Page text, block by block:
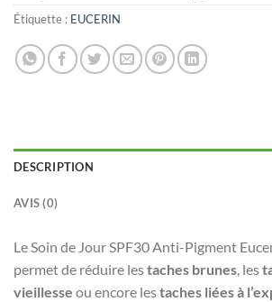
Étiquette : EUCERIN
DESCRIPTION
AVIS (0)
Le Soin de Jour SPF30 Anti-Pigment
permet de réduire lestaches brunes, les
vieillesse ou encore lestaches liées à